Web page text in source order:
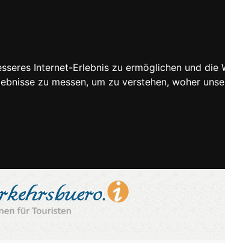
Internet-Erlebnis zu ermöglichen und die
zu messen, um zu verstehen, woher